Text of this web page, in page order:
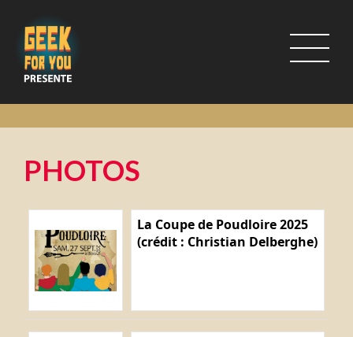
PHOTOS
La Coupe de Poudloire 2025
(crédit : Christian Delberghe)